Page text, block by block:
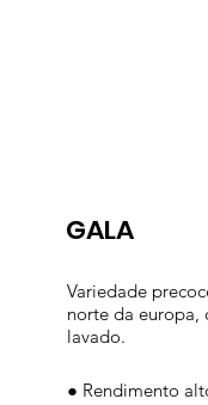
GALA
Variedade
norte da europa,
lavado.
● Rendimento